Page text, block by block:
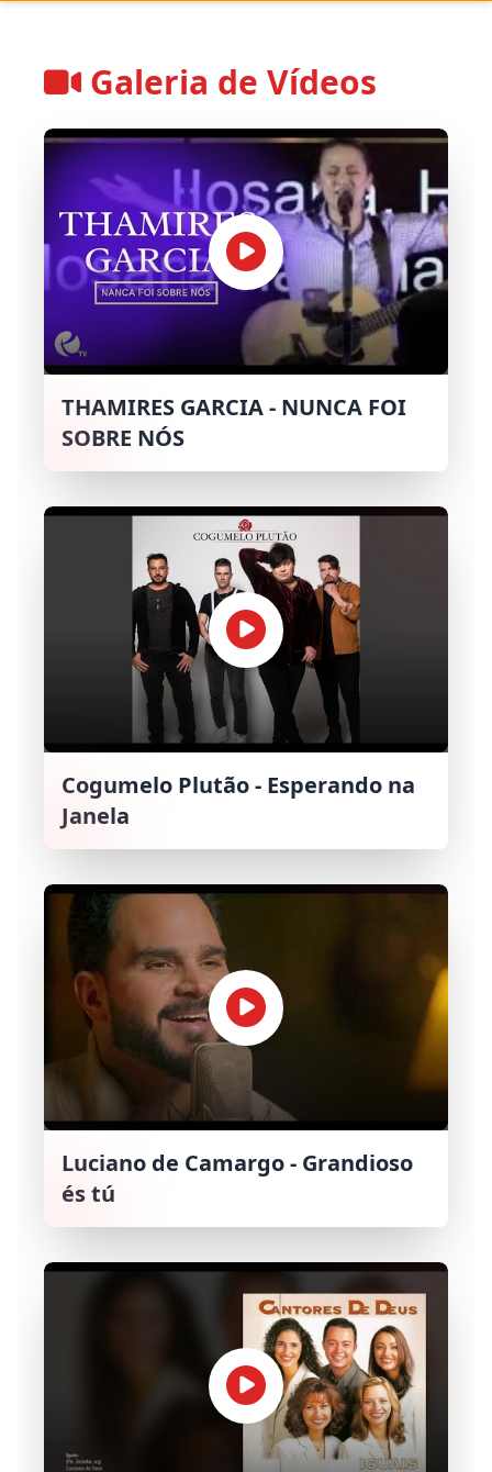
Galeria de Vídeos
THAMIRES GARCIA - NUNCA FOI
SOBRE NÓS
Cogumelo Plutão - Esperando na
Janela
Luciano de Camargo - Grandioso
és tú